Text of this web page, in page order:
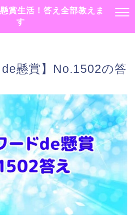
賞生活！答え全部教えま
す
de懸賞】No.1502の答